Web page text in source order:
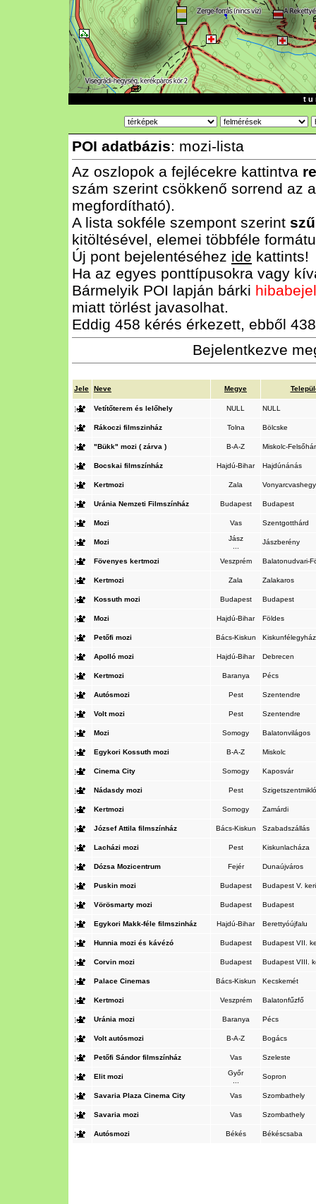
t u
POI adatbázis: mozi-lista
Az oszlopok a fejlécekre kattintva
szám szerint csökkenő sorrend az
megfordítható).
A lista sokféle szempont szerint
kitöltésével, elemei többféle
Új pont bejelentéséhez ide kattints!
Ha az egyes ponttípusokra vagy
Bármelyik POI lapján bárki
miatt törlést javasolhat.
Eddig 458 kérés érkezett, ebből
Bejelentkezve
Jele Neve Megye
Vetítőterem és lelőhely NULL NULL
Rákoczi filmszinház Tolna Bölcske
"Bükk" mozi ( zárva ) B-A-Z Miskolc-
Bocskai filmszínház Hajdú-Bihar Hajdúnánás
Kertmozi Zala
Uránia Nemzeti Filmszínház Budapest Budapest
Mozi Vas Szentgotthárd
Mozi
Jász
Jászberény
Fövenyes kertmozi Veszprém Balatonudvari-
Kertmozi Zala Zalakaros
Kossuth mozi Budapest Budapest
Mozi Hajdú-Bihar Földes
Petőfi mozi Bács-Kiskun
Apolló mozi Hajdú-Bihar Debrecen
Kertmozi Baranya Pécs
Autósmozi Pest Szentendre
Volt mozi Pest Szentendre
Mozi Somogy Balatonvilágos
Egykori Kossuth mozi B-A-Z Miskolc
Cinema City Somogy Kaposvár
Nádasdy mozi Pest
Kertmozi Somogy Zamárdi
József Attila filmszínház Bács-Kiskun Szabadszállás
Lacházi mozi Pest Kiskunlacháza
Dózsa Mozicentrum Fejér Dunaújváros
Puskin mozi Budapest Budapest V.
Vörösmarty mozi Budapest Budapest
Egykori Makk-féle filmszinház Hajdú-Bihar Berettyóújfalu
Hunnia mozi és kávézó Budapest Budapest VII.
Corvin mozi Budapest Budapest VIII.
Palace Cinemas Bács-Kiskun Kecskemét
Kertmozi Veszprém Balatonfűzfő
Uránia mozi Baranya Pécs
Volt autósmozi B-A-Z Bogács
Petőfi Sándor filmszínház Vas Szeleste
Elit mozi
Győr
Sopron
Savaria Plaza Cinema City Vas Szombathely
Savaria mozi Vas Szombathely
Autósmozi Békés Békéscsaba